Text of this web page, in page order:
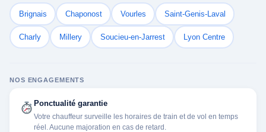
Brignais Chaponost Vourles Saint-Genis-Laval
Charly Millery Soucieu-en-Jarrest Lyon Centre
NOS ENGAGEMENTS
Ponctualité garantie
Votre chauffeur surveille les horaires de train et de vol en temps
réel. Aucune majoration en cas de retard.